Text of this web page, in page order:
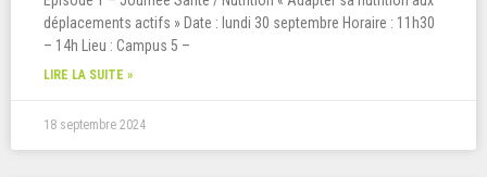
déplacements actifs » Date : lundi 30 septembre Horaire : 11h30
– 14h Lieu : Campus 5 –
LIRE LA SUITE »
18 septembre 2024